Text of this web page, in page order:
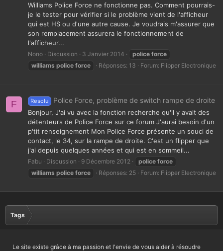
Williams Police Force ne fonctionne pas. Comment pourrais-
je le tester pour vérifier si le problème vient de l'afficheur
qui est HS ou d'une autre cause. Je voudrais m'assurer que
son remplacement assurera le fonctionnement de
l'afficheur...
Nono Discussion 3 Janvier 2014 police force
williams police force Réponses: 13 Forum: Flipper Electronique
F Resolu Police Force, problème de switch rampe de droite
Bonjour, J'ai vu avec la fonction recherche qu'il y avait des
détenteurs de Police Force sur ce forum J'aurai besoin d'un
p'tit renseignement Mon Police Force présente un souci de
contact, le 34, sur la rampe de droite. C'est un flipper que
j'ai depuis quelques années et qui est en sommeil...
Fabu Discussion 9 Décembre 2012 police force
williams police force Réponses: 25 Forum: Flipper Electronique
Tags
Le site existe grâce à ma passion et l'envie de vous aider à résoudre